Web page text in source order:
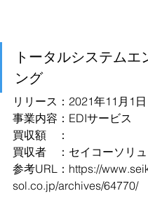
トータルシステムエ
ング
リリース：2021年11月1日
事業内容：EDIサービス
買収額　：
買収者　：セイコーソリ
参考URL： https://
sol.co.jp/archives/64770/